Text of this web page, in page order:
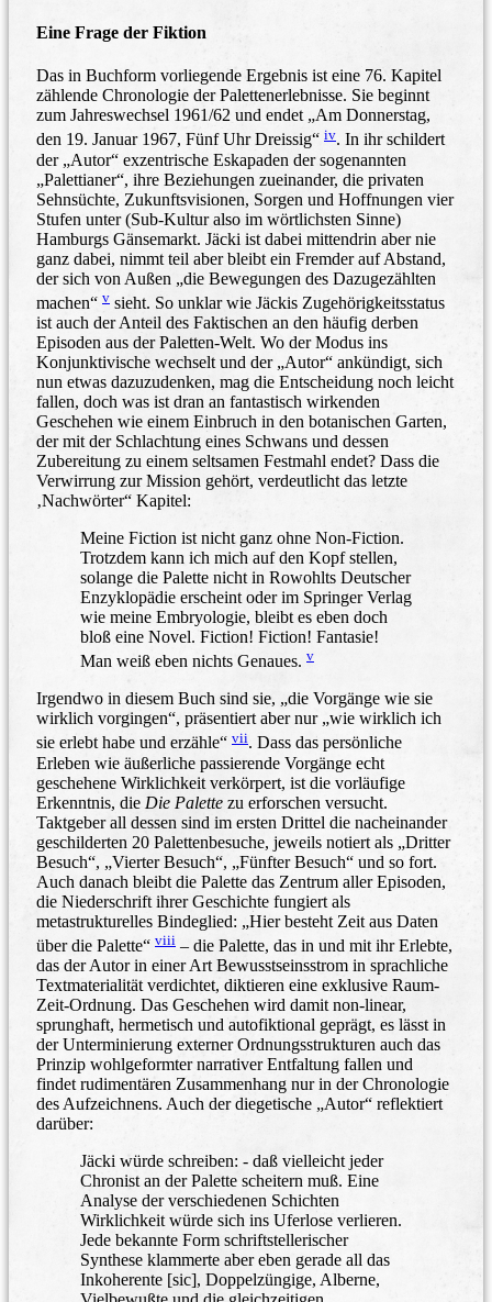
Eine Frage der Fiktion
Das in Buchform vorliegende Ergebnis ist eine 76. Kapitel
zählende Chronologie der Palettenerlebnisse. Sie beginnt
zum Jahreswechsel 1961/62 und endet „Am Donnerstag,
den 19. Januar 1967, Fünf Uhr Dreissig“ iv. In ihr schildert
der „Autor“ exzentrische Eskapaden der sogenannten
„Palettianer“, ihre Beziehungen zueinander, die privaten
Sehnsüchte, Zukunftsvisionen, Sorgen und Hoffnungen vier
Stufen unter (Sub-Kultur also im wörtlichsten Sinne)
Hamburgs Gänsemarkt. Jäcki ist dabei mittendrin aber nie
ganz dabei, nimmt teil aber bleibt ein Fremder auf Abstand,
der sich von Außen „die Bewegungen des Dazugezählten
machen“ v sieht. So unklar wie Jäckis Zugehörigkeitsstatus
ist auch der Anteil des Faktischen an den häufig derben
Episoden aus der Paletten-Welt. Wo der Modus ins
Konjunktivische wechselt und der „Autor“ ankündigt, sich
nun etwas dazuzudenken, mag die Entscheidung noch leicht
fallen, doch was ist dran an fantastisch wirkenden
Geschehen wie einem Einbruch in den botanischen Garten,
der mit der Schlachtung eines Schwans und dessen
Zubereitung zu einem seltsamen Festmahl endet? Dass die
Verwirrung zur Mission gehört, verdeutlicht das letzte
‚Nachwörter“ Kapitel:
Meine Fiction ist nicht ganz ohne Non-Fiction.
Trotzdem kann ich mich auf den Kopf stellen,
solange die Palette nicht in Rowohlts Deutscher
Enzyklopädie erscheint oder im Springer Verlag
wie meine Embryologie, bleibt es eben doch
bloß eine Novel. Fiction! Fiction! Fantasie!
Man weiß eben nichts Genaues. v
Irgendwo in diesem Buch sind sie, „die Vorgänge wie sie
wirklich vorgingen“, präsentiert aber nur „wie wirklich ich
sie erlebt habe und erzähle“ vii. Dass das persönliche
Erleben wie äußerliche passierende Vorgänge echt
geschehene Wirklichkeit verkörpert, ist die vorläufige
Erkenntnis, die Die Palette zu erforschen versucht.
Taktgeber all dessen sind im ersten Drittel die nacheinander
geschilderten 20 Palettenbesuche, jeweils notiert als „Dritter
Besuch“, „Vierter Besuch“, „Fünfter Besuch“ und so fort.
Auch danach bleibt die Palette das Zentrum aller Episoden,
die Niederschrift ihrer Geschichte fungiert als
metastrukturelles Bindeglied: „Hier besteht Zeit aus Daten
über die Palette“ viii – die Palette, das in und mit ihr Erlebte,
das der Autor in einer Art Bewusstseinsstrom in sprachliche
Textmaterialität verdichtet, diktieren eine exklusive Raum-
Zeit-Ordnung. Das Geschehen wird damit non-linear,
sprunghaft, hermetisch und autofiktional geprägt, es lässt in
der Unterminierung externer Ordnungsstrukturen auch das
Prinzip wohlgeformter narrativer Entfaltung fallen und
findet rudimentären Zusammenhang nur in der Chronologie
des Aufzeichnens. Auch der diegetische „Autor“ reflektiert
darüber:
Jäcki würde schreiben: - daß vielleicht jeder
Chronist an der Palette scheitern muß. Eine
Analyse der verschiedenen Schichten
Wirklichkeit würde sich ins Uferlose verlieren.
Jede bekannte Form schriftstellerischer
Synthese klammerte aber eben gerade all das
Inkoherente [sic], Doppelzüngige, Alberne,